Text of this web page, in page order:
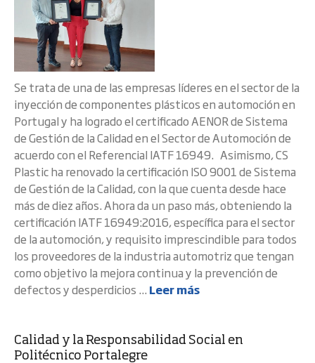
Se trata de una de las empresas líderes en el sector de la
inyección de componentes plásticos en automoción en
Portugal y ha logrado el certificado AENOR de Sistema
de Gestión de la Calidad en el Sector de Automoción de
acuerdo con el Referencial IATF 16949. Asimismo, CS
Plastic ha renovado la certificación ISO 9001 de Sistema
de Gestión de la Calidad, con la que cuenta desde hace
más de diez años. Ahora da un paso más, obteniendo la
certificación IATF 16949:2016, específica para el sector
de la automoción, y requisito imprescindible para todos
los proveedores de la industria automotriz que tengan
como objetivo la mejora continua y la prevención de
defectos y desperdicios ... Leer más
Calidad y la Responsabilidad Social en
Politécnico Portalegre